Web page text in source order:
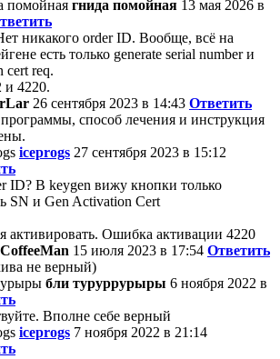
гнида помойная 13 мая 2026 в
никакого order ID. Вообще, всё на
есть только generate serial number и
cert req.
4220.
26 сентября 2023 в 14:43 Ответить
способ лечения и инструкция
iceprogs 27 сентября 2023 в 15:12
ID? В keygen вижу кнопки только
SN и Gen Activation Cert
активировать. Ошибка активации 4220
CoffeeMan 15 июля 2023 в 17:54 Ответить
не верный)
бли туруррурыры 6 ноября 2022 в
Вполне себе верный
iceprogs 7 ноября 2022 в 21:14